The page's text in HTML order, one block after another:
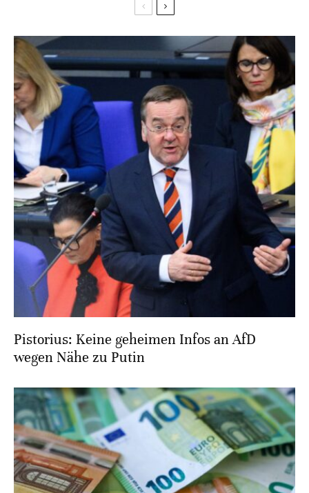
Pistorius: Keine geheimen Infos an AfD
wegen Nähe zu Putin